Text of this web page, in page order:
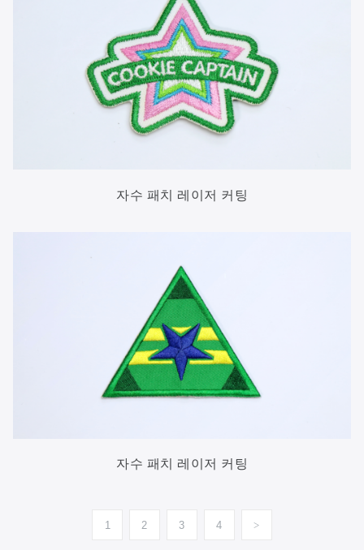
자수 패치 레이저 커팅
자수 패치 레이저 커팅
1 2 3 4 >